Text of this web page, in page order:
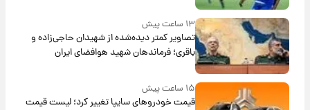
۱۳ ساعت پیش
تصاویر کمتر دیده‌شده از شهیدان حاجی‌زاده و
باقری؛ فرماندهان شهید هوافضای ایران
۱۵ ساعت پیش
قیمت خودروهای سایپا تغییر کرد؛ لیست قیمت